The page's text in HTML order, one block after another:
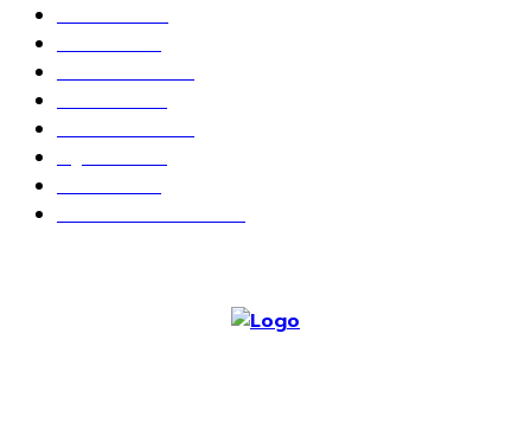
ข่าวเกมส์1162
เกม PC604
เกมส์ออนไลน์80
เกมส์มือถือ71
เกมส์คอนโซล67
สกู๊ปพิเศษ63
10 อันดับ24
วางจอย ปล่อยเมาส์23